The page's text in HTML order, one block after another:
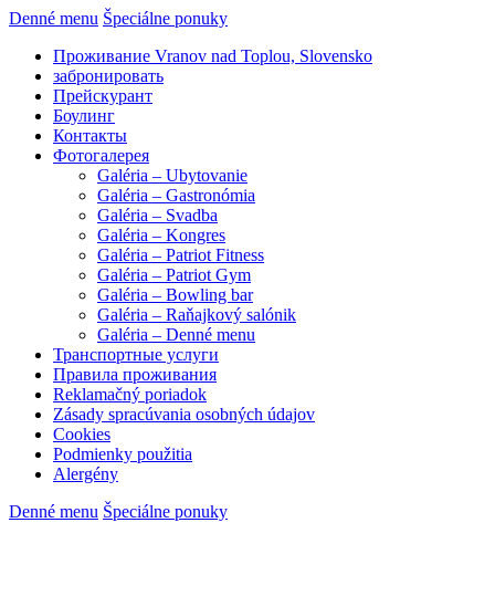
Denné menu Špeciálne ponuky
Проживание Vranov nad Toplou, Slovensko
забронировать
Прейскурант
Боулинг
Контакты
Фотогалерея
Galéria – Ubytovanie
Galéria – Gastronómia
Galéria – Svadba
Galéria – Kongres
Galéria – Patriot Fitness
Galéria – Patriot Gym
Galéria – Bowling bar
Galéria – Raňajkový salónik
Galéria – Denné menu
Транспортные услуги
Правила проживания
Reklamačný poriadok
Zásady spracúvania osobných údajov
Cookies
Podmienky použitia
Alergény
Denné menu Špeciálne ponuky